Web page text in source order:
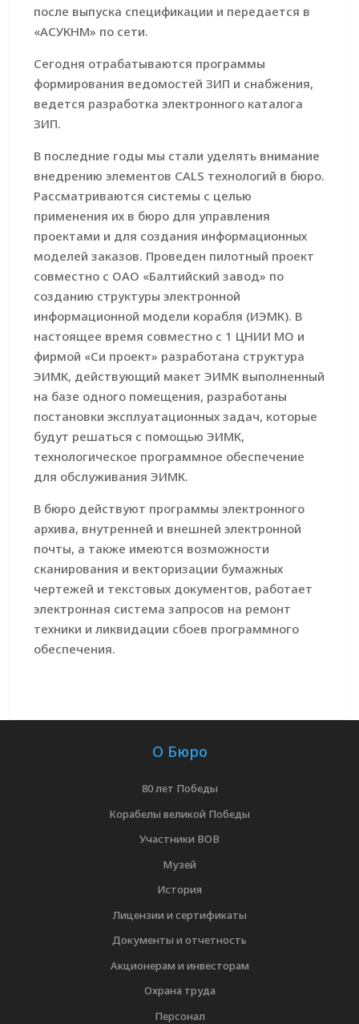
после выпуска спецификации и передается в
«АСУКНМ» по сети.
Сегодня отрабатываются программы
формирования ведомостей ЗИП и снабжения,
ведется разработка электронного каталога
ЗИП.
В последние годы мы стали уделять внимание
внедрению элементов CALS технологий в бюро.
Рассматриваются системы с целью
применения их в бюро для управления
проектами и для создания информационных
моделей заказов. Проведен пилотный проект
совместно с ОАО «Балтийский завод» по
созданию структуры электронной
информационной модели корабля (ИЭМК). В
настоящее время совместно с 1 ЦНИИ МО и
фирмой «Си проект» разработана структура
ЭИМК, действующий макет ЭИМК выполненный
на базе одного помещения, разработаны
постановки эксплуатационных задач, которые
будут решаться с помощью ЭИМК,
технологическое программное обеспечение
для обслуживания ЭИМК.
В бюро действуют программы электронного
архива, внутренней и внешней электронной
почты, а также имеются возможности
сканирования и векторизации бумажных
чертежей и текстовых документов, работает
электронная система запросов на ремонт
техники и ликвидации сбоев программного
обеспечения.
О Бюро
80 лет Победы
Корабелы великой Победы
Участники ВОВ
Музей
История
Лицензии и сертификаты
Документы и отчетность
Акционерам и инвесторам
Охрана труда
Персонал